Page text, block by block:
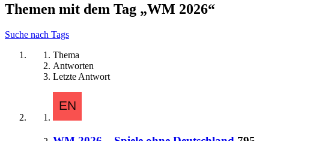
Themen mit dem Tag „WM 2026“
Suche nach Tags
Thema
Antworten
Letzte Antwort